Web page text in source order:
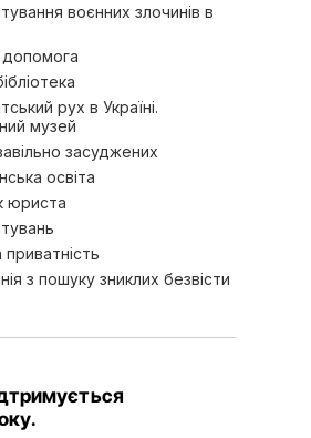
воєнних злочинів в
рух в Україні.
музей
засуджених
освіта
юриста
з пошуку зниклих безвісти